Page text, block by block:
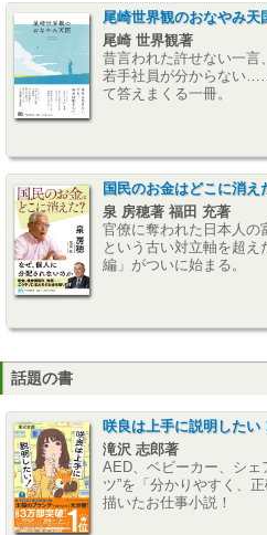
尾崎世界観のおなやみ天
尾崎 世界観著
昔言われた許せない一言
若手社員が分からない
て答えまくる一冊。
国民のお金はどこに消え
泉 房穂著 福田 充著
官僚に奪われた日本人
という古い対立軸を超
編」がついに始まる。
話題の書
咲良は上手に説明したい
滝沢 志郎著
AED、ベビーカー、シ
ツ”を「分かりやすく、
描いたお仕事小説！